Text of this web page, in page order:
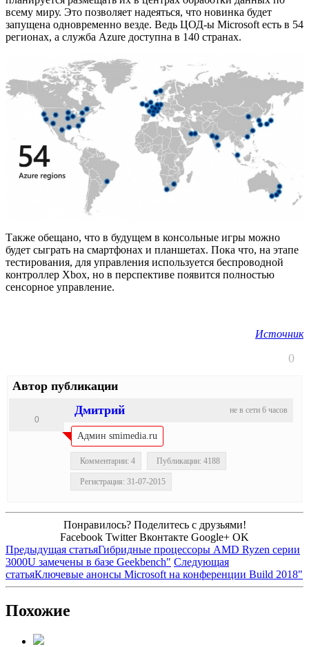
всему миру. Это позволяет надеяться, что новинка будет
запущена одновременно везде. Ведь ЦОД-ы Microsoft есть в 54
регионах, а служба Azure доступна в 140 странах.
Также обещано, что в будущем в консольные игры можно
будет сыграть на смартфонах и планшетах. Пока что, на этапе
тестирования, для управления используется беспроводной
контроллер Xbox, но в перспективе появится полностью
сенсорное управление.
Источник
0
Автор публикации
не в сети 6 часов
Дмитрий
0
Админ smimedia.ru
Комментарии: 4 Публикации: 4188
Регистрация: 31-07-2015
Понравилось? Поделитесь с друзьями!
Facebook Twitter Вконтакте Google+ OK
Предыдущая статьяГибридные процессоры AMD Ryzen серии
3000U замечены в базе Geekbench" Следующая
статьяКлючевые анонсы Microsoft на конференции Build 2018"
Похожие